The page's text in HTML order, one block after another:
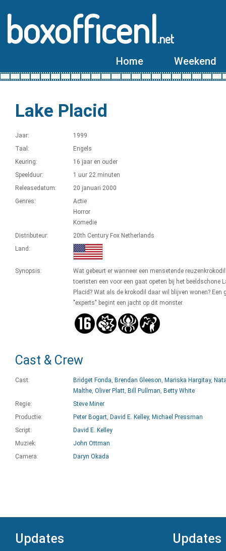
boxofficenl.net
Home Weekend
Lake Placid
Jaar:
1999
Taal:
Engels
Keuring:
16 jaar en ouder
Speelduur:
1 uur 22 minuten
Releasedatum:
20 januari 2000
Genres:
Actie
Horror
Komedie
Distributeur:
20th Century Fox Netherlands
Land:
Synopsis:
Wat gebeurt er wanneer een mensetende reuzenkrokodil
toeristen een voor een gaat opeten bij het beeldschone
Placid? Wat als de krokodil daar wil blijven wonen? Een
"experts" begint een jacht op dit monster.
Cast & Crew
Cast: Bridget Fonda, Brendan Gleeson, Mariska Hargitay,
Malthe, Oliver Platt, Bill Pullman, Betty White
Regie:
Steve Miner
Productie:
Peter Bogart, David E. Kelley, Michael Pressman
Script:
David E. Kelley
Muziek:
John Ottman
Camera:
Daryn Okada
Updates Updates